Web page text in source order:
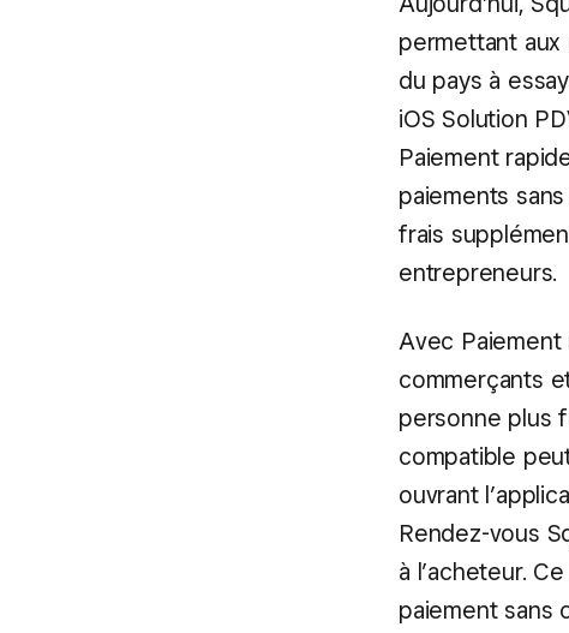
permettant aux
du pays à
iOS Solution
Paiement
paiements
frais
entrepreneurs.
Avec Paiement
commerçants
personne plus
compatible
ouvrant
Rendez-vous
à l’acheteur.
paiement sans